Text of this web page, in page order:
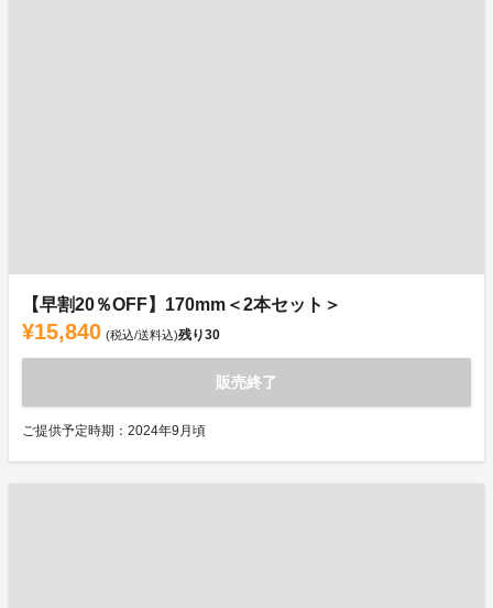
【早割20％OFF】170mm＜2本セット＞
¥15,840 (税込/送料込)残り30
販売終了
ご提供予定時期：2024年9月頃